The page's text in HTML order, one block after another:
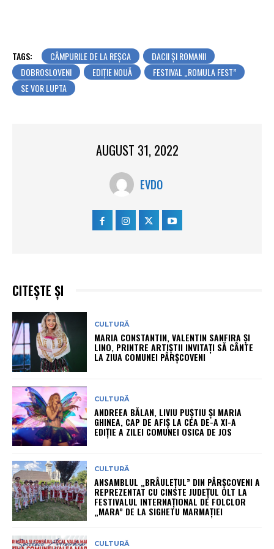
TAGS: CÂMPURILE DE LA REȘCA
DACII ȘI ROMANII
DOBROSLOVENI
EDIȚIE NOUĂ
FESTIVAL „ROMULA FEST”
SE VOR LUPTA
AUGUST 31, 2022
EVDO
CITEȘTE ȘI
CULTURĂ
MARIA CONSTANTIN, VALENTIN SANFIRA ȘI
LINO, PRINTRE ARTIȘTII INVITAȚI SĂ CÂNTE
LA ZIUA COMUNEI PÂRȘCOVENI
CULTURĂ
ANDREEA BĂLAN, LIVIU PUȘTIU ȘI MARIA
GHINEA, CAP DE AFIȘ LA CEA DE-A XI-A
EDIȚIE A ZILEI COMUNEI OSICA DE JOS
CULTURĂ
ANSAMBLUL „BRÂULEȚUL” DIN PÂRȘCOVENI A
REPREZENTAT CU CINSTE JUDEȚUL OLT LA
FESTIVALUL INTERNAȚIONAL DE FOLCLOR
„MARA” DE LA SIGHETU MARMAȚIEI
CULTURĂ